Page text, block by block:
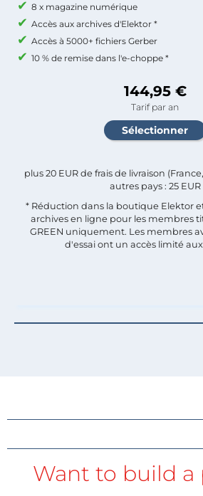
8 x magazine numérique
Accès aux archives d'Elektor *
Accès à 5000+ fichiers Gerber
10 % de remise dans l'e-choppe *
144,95 €
Tarif par an
plus 20 EUR de frais de livraison
autres pays : 25 EUR
* Réduction dans la boutique Elektor
archives en ligne pour les membres
GREEN uniquement. Les membres
d'essai ont un accès limité
Want to build a